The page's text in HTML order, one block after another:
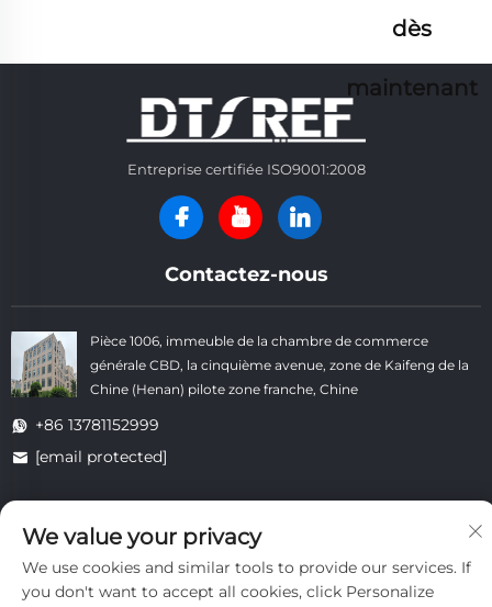
dès
maintenant
Entreprise certifiée ISO9001:2008
Contactez-nous
Pièce 1006, immeuble de la chambre de commerce
générale CBD, la cinquième avenue, zone de Kaifeng de la
Chine (Henan) pilote zone franche, Chine
+86 13781152999
[email protected]
Droits d'auteur © Kaifeng Datong Refractories Co., Ltd Tous droits
réservés. -
Politique de confidentialité
We value your privacy
We use cookies and similar tools to provide our services. If
you don't want to accept all cookies, click Personalize